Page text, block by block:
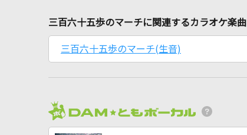
三百六十五歩のマーチに関連するカラオケ楽曲
三百六十五歩のマーチ(生音)